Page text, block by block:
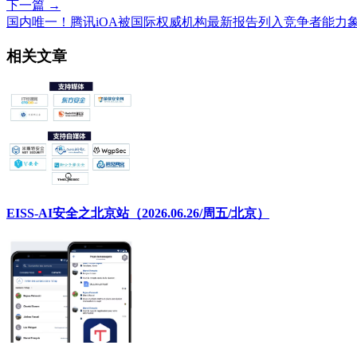
下一篇 →
国内唯一！腾讯iOA被国际权威机构最新报告列入竞争者能力
相关文章
EISS-AI安全之北京站（2026.06.26/周五/北京）